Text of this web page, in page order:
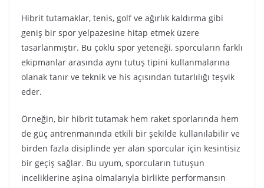
Hibrit tutamaklar, tenis, golf ve ağırlık kaldırma gibi
geniş bir spor yelpazesine hitap etmek üzere
tasarlanmıştır. Bu çoklu spor yeteneği, sporcuların farklı
ekipmanlar arasında aynı tutuş tipini kullanmalarına
olanak tanır ve teknik ve his açısından tutarlılığı teşvik
eder.
Örneğin, bir hibrit tutamak hem raket sporlarında hem
de güç antrenmanında etkili bir şekilde kullanılabilir ve
birden fazla disiplinde yer alan sporcular için kesintisiz
bir geçiş sağlar. Bu uyum, sporcuların tutuşun
inceliklerine aşina olmalarıyla birlikte performansın